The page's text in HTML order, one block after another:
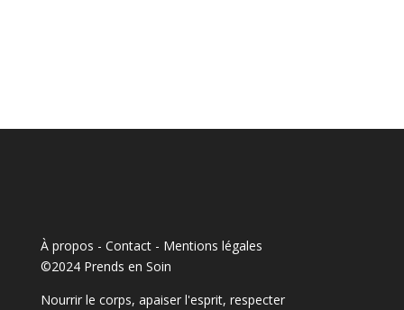
À propos - Contact- Mentions légales
©2024 Prends en Soin
Nourrir le corps, apaiser l'esprit, respecter